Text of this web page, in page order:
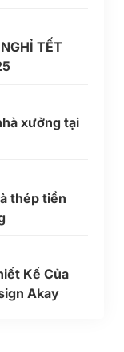
TẾT
xưởng tại
thép tiền
Kế Của
Akay